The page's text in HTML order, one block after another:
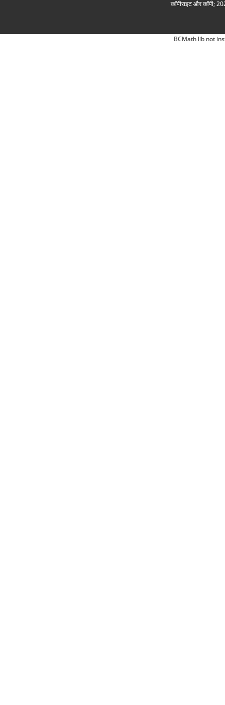
कॉपीराइट और कॉपी;
BCMath lib not